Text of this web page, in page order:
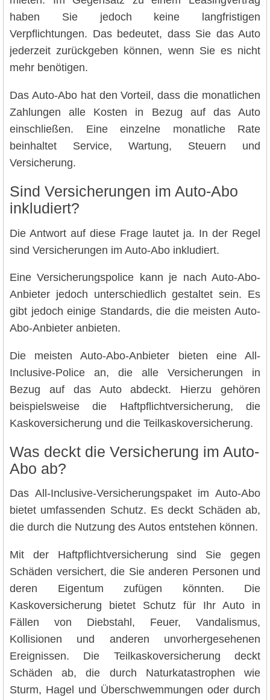
haben Sie jedoch keine langfristigen
Verpflichtungen. Das bedeutet, dass Sie das Auto
jederzeit zurückgeben können, wenn Sie es nicht
mehr benötigen.
Das Auto-Abo hat den Vorteil, dass die monatlichen
Zahlungen alle Kosten in Bezug auf das Auto
einschließen. Eine einzelne monatliche Rate
beinhaltet Service, Wartung, Steuern und
Versicherung.
Sind Versicherungen im Auto-Abo
inkludiert?
Die Antwort auf diese Frage lautet ja. In der Regel
sind Versicherungen im Auto-Abo inkludiert.
Eine Versicherungspolice kann je nach Auto-Abo-
Anbieter jedoch unterschiedlich gestaltet sein. Es
gibt jedoch einige Standards, die die meisten Auto-
Abo-Anbieter anbieten.
Die meisten Auto-Abo-Anbieter bieten eine All-
Inclusive-Police an, die alle Versicherungen in
Bezug auf das Auto abdeckt. Hierzu gehören
beispielsweise die Haftpflichtversicherung, die
Kaskoversicherung und die Teilkaskoversicherung.
Was deckt die Versicherung im Auto-
Abo ab?
Das All-Inclusive-Versicherungspaket im Auto-Abo
bietet umfassenden Schutz. Es deckt Schäden ab,
die durch die Nutzung des Autos entstehen können.
Mit der Haftpflichtversicherung sind Sie gegen
Schäden versichert, die Sie anderen Personen und
deren Eigentum zufügen könnten. Die
Kaskoversicherung bietet Schutz für Ihr Auto in
Fällen von Diebstahl, Feuer, Vandalismus,
Kollisionen und anderen unvorhergesehenen
Ereignissen. Die Teilkaskoversicherung deckt
Schäden ab, die durch Naturkatastrophen wie
Sturm, Hagel und Überschwemmungen oder durch